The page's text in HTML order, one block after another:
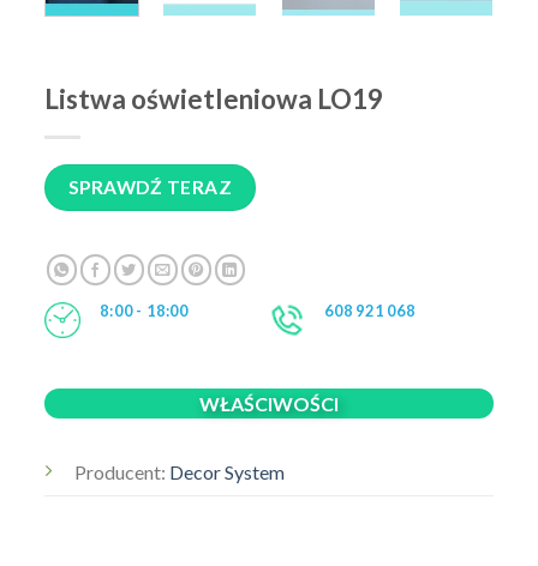
Listwa oświetleniowa LO19
SPRAWDŹ TERAZ
8:00 - 18:00 608 921 068
WŁAŚCIWOŚCI
Producent: Decor System